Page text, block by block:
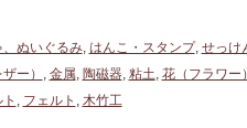
、ぬいぐるみ, はんこ・スタンプ, せっけ
ー） , 金属, 陶磁器, 粘土, 花（フラワー
, フェルト , 木竹工